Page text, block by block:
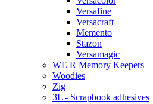
Versafine
Versacraft
Memento
Stazon
Versamagic
WE R Memory Keepers
Woodies
Zig
3L - Scrapbook adhesives